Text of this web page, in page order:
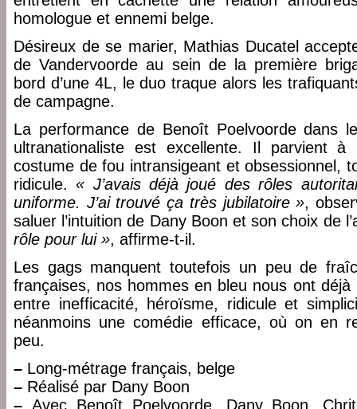
homologue et ennemi belge.
Désireux de se marier, Mathias Ducatel
de Vandervoorde au sein de la première
bord d’une 4L, le duo traque alors les
de campagne.
La performance de Benoît Poelvoorde dans
ultranationaliste est excellente. Il parvient
costume de fou intransigeant et obsessionnel,
ridicule.« J’avais déjà joué des rôles
uniforme. J’ai trouvé ça très jubilatoire »,
saluer l’intuition de Dany Boon et son choix de
rôle pour lui », affirme-t-il.
Les gags manquent toutefois un peu de
françaises, nos hommes en bleu nous ont
entre inefficacité, héroïsme, ridicule et
néanmoins une comédie efficace, où on en
peu.
– Long-métrage français, belge
– Réalisé par Dany Boon
– Avec Benoît Poelvoorde, Dany Boon,